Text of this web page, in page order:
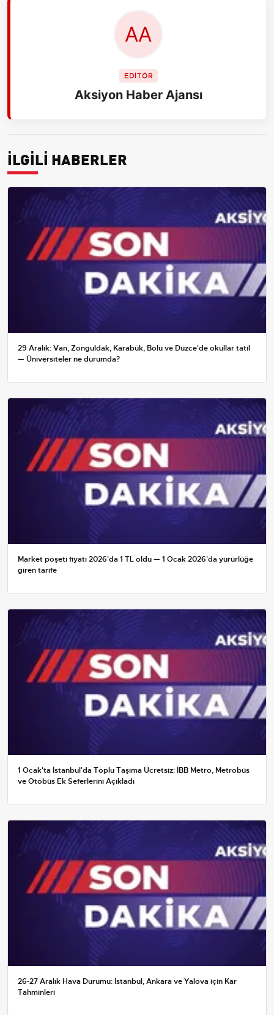
EDİTÖR
Aksiyon Haber Ajansı
İLGİLİ HABERLER
29 Aralık: Van, Zonguldak, Karabük, Bolu ve Düzce'de okullar tatil
— Üniversiteler ne durumda?
Market poşeti fiyatı 2026'da 1 TL oldu — 1 Ocak 2026'da yürürlüğe
giren tarife
1 Ocak'ta İstanbul'da Toplu Taşıma Ücretsiz: İBB Metro, Metrobüs
ve Otobüs Ek Seferlerini Açıkladı
26-27 Aralık Hava Durumu: İstanbul, Ankara ve Yalova için Kar
Tahminleri